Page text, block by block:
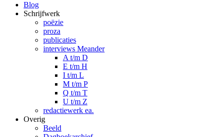
Blog
Schrijfwerk
poëzie
proza
publicaties
interviews Meander
A t/m D
E t/m H
I t/m L
M t/m P
Q t/m T
U t/m Z
redactiewerk ea.
Overig
Beeld